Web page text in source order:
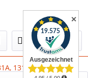
131X Serie
✕